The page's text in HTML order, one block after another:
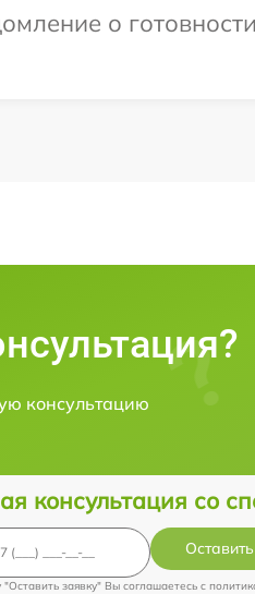
о
консультацию
консультация со
заявку" Вы соглашаетесь c